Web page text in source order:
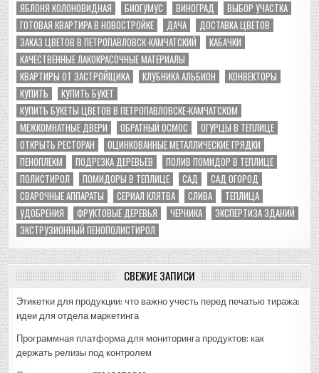
ЯБЛОНЯ КОЛОНОВИДНАЯ
БИОГУМУС ВИНОГРАД
ВЫБОР УЧАСТКА
ГОТОВАЯ КВАРТИРА В НОВОСТРОЙКЕ
ДАЧА
ДОСТАВКА ЦВЕТОВ
ЗАКАЗ ЦВЕТОВ В ПЕТРОПАВЛОВСК-КАМЧАТСКИЙ
КАБАЧКИ
КАЧЕСТВЕННЫЕ ЛАКОКРАСОЧНЫЕ МАТЕРИАЛЫ
КВАРТИРЫ ОТ ЗАСТРОЙЩИКА
КЛУБНИКА АЛЬБИОН
КОНВЕКТОРЫ
КУПИТЬ
КУПИТЬ БУКЕТ
КУПИТЬ БУКЕТЫ ЦВЕТОВ В ПЕТРОПАВЛОВСКЕ-КАМЧАТСКОМ
МЕЖКОМНАТНЫЕ ДВЕРИ
ОБРАТНЫЙ ОСМОС
ОГУРЦЫ В ТЕПЛИЦЕ
ОТКРЫТЬ РЕСТОРАН
ОЦИНКОВАННЫЕ МЕТАЛЛИЧЕСКИЕ ГРЯДКИ
ПЕНОПЛЕКМ
ПОДРЕЗКА ДЕРЕВЬЕВ
ПОЛИВ ПОМИДОР В ТЕПЛИЦЕ
ПОЛИСТИРОЛ
ПОМИДОРЫ В ТЕПЛИЦЕ САД
САД ОГОРОД
СВАРОЧНЫЕ АППАРАТЫ
СЕРИАЛ КЛЯТВА СЛИВА
ТЕПЛИЦА
УДОБРЕНИЯ
ФРУКТОВЫЕ ДЕРЕВЬЯ ЧЕРНИКА
ЭКСПЕРТИЗА ЗДАНИЙ
ЭКСТРУЗИОННЫЙ ПЕНОПОЛИСТИРОЛ
СВЕЖИЕ ЗАПИСИ
Этикетки для продукции: что важно учесть перед печатью тиража:
идеи для отдела маркетинга
Программная платформа для мониторинга продуктов: как
держать релизы под контролем